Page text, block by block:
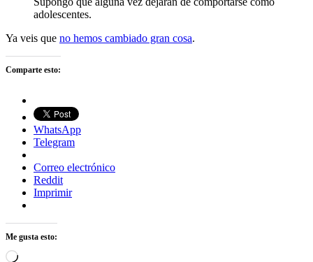
adolescentes.
Ya veis que no hemos cambiado gran cosa.
Comparte esto:
WhatsApp
Telegram
Correo electrónico
Reddit
Imprimir
Me gusta esto:
Cargando...